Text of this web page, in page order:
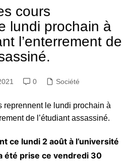
cours
lundi prochain à
l’enterrement de
0 Société
ce lundi 2 août à l’université
été prise ce vendredi 30